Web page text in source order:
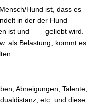
Hund ist, dass es
in der der Hund
ist und geliebt wird.
als Belastung, kommt es
Abneigungen, Talente,
etc. und diese